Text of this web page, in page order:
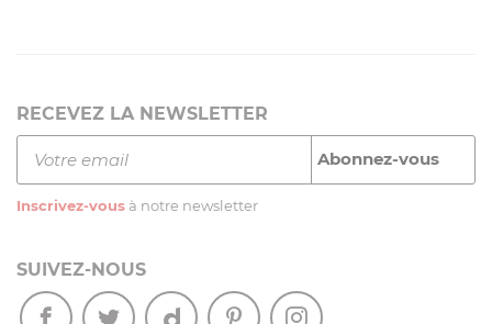
RECEVEZ LA NEWSLETTER
Inscrivez-vous à notre newsletter
SUIVEZ-NOUS